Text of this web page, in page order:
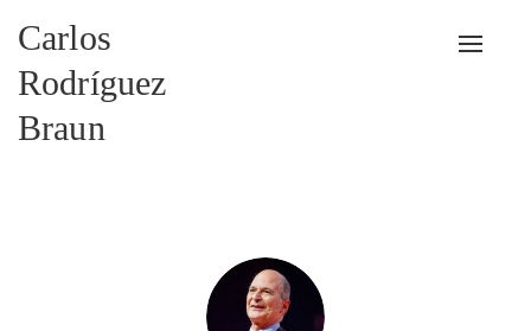
Carlos
Rodríguez
Braun